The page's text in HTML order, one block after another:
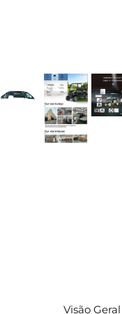
Visão Geral